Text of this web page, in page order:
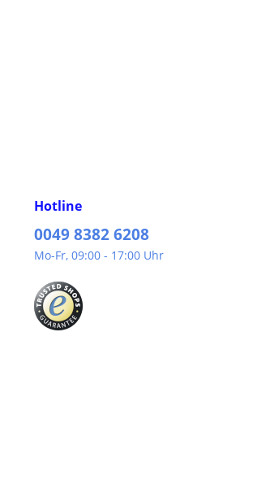
Hotline
0049 8382 6208
Mo-Fr, 09:00 - 17:00 Uhr